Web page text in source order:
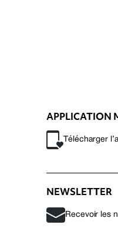
APPLICATION
Télécharger
NEWSLETTER
Recevoir les